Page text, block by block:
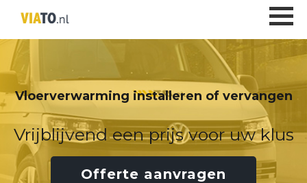
Vloerverwarming installeren of vervangen
Vrijblijvend een prijs voor uw klus
Offerte aanvragen